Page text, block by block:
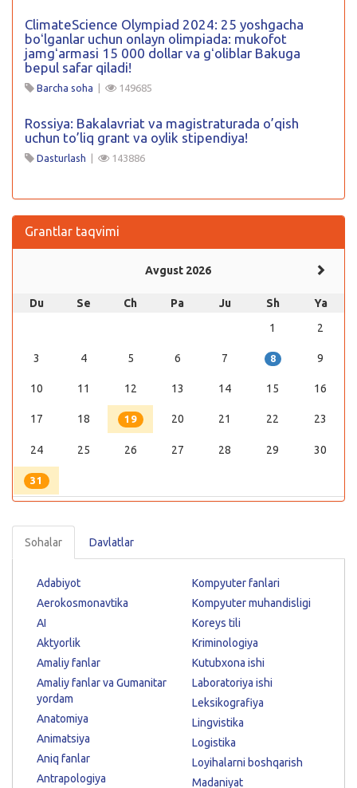
ClimateScience Olympiad 2024: 25 yoshgacha
boʻlganlar uchun onlayn olimpiada: mukofot
jamgʻarmasi 15 000 dollar va gʻoliblar Bakuga
bepul safar qiladi!
Barcha soha | 149685
Rossiya: Bakalavriat va magistraturada o’qish
uchun to’liq grant va oylik stipendiya!
Dasturlash | 143886
Grantlar taqvimi
Avgust 2026
Du Se Ch Pa Ju Sh
Ya
1
2
3 4 5 6 7 8 9
10 11 12 13 14 15 16
17 18 19 20 21 22 23
24 25 26 27 28 29 30
31
Sohalar Davlatlar
Adabiyot
Aerokosmonavtika
AI
Aktyorlik
Amaliy fanlar
Amaliy fanlar va Gumanitar
yordam
Anatomiya
Animatsiya
Aniq fanlar
Antrapologiya
Kompyuter fanlari
Kompyuter muhandisligi
Koreys tili
Kriminologiya
Kutubxona ishi
Laboratoriya ishi
Leksikografiya
Lingvistika
Logistika
Loyihalarni boshqarish
Madaniyat